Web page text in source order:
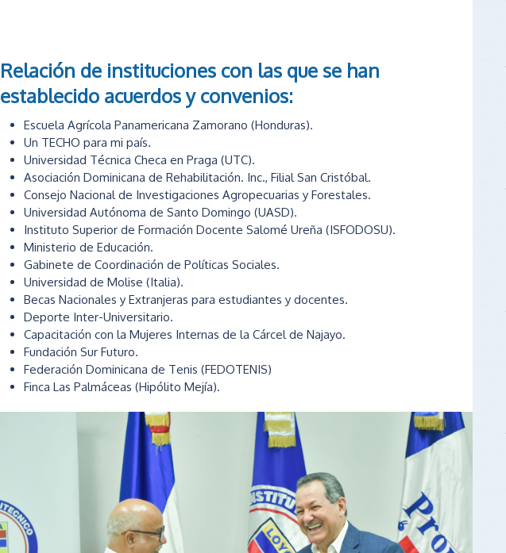
Relación de instituciones con las que se han
establecido acuerdos y convenios:
Escuela Agrícola Panamericana Zamorano (Honduras).
Un TECHO para mi país.
Universidad Técnica Checa en Praga (UTC).
Asociación Dominicana de Rehabilitación. Inc., Filial San Cristóbal.
Consejo Nacional de Investigaciones Agropecuarias y Forestales.
Universidad Autónoma de Santo Domingo (UASD).
Instituto Superior de Formación Docente Salomé Ureña (ISFODOSU).
Ministerio de Educación.
Gabinete de Coordinación de Políticas Sociales.
Universidad de Molise (Italia).
Becas Nacionales y Extranjeras para estudiantes y docentes.
Deporte Inter-Universitario.
Capacitación con la Mujeres Internas de la Cárcel de Najayo.
Fundación Sur Futuro.
Federación Dominicana de Tenis (FEDOTENIS)
Finca Las Palmáceas (Hipólito Mejía).